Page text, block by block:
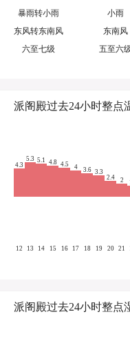
暴雨转小雨
东风转东南风
六至七级
小雨
东南风
五至六
派阁殿过去24小时整点
4.3
12
5.3
13
5.1
14
4.8
15
4.5
16
4
17
3.6
18
3.3
19
2.4
20
2
21
派阁殿过去24小时整点